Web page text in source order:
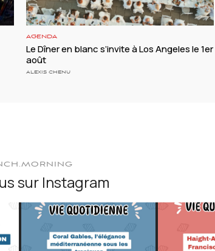
AGENDA
Le Dîner en blanc s’invite à Los Angeles le 1er
août
ALEXIS CHENU
sur Instagram